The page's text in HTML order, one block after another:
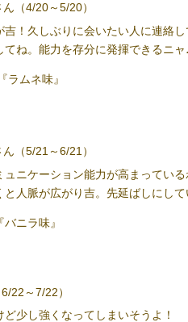
ん（4/20～5/20）
！久しぶりに会いたい人に連絡し
ね。能力を存分に発揮できるニャ
ラムネ味』
ん（5/21～6/21）
ニケーション能力が高まっている
と人脈が広がり吉。先延ばしにし
バニラ味』
22～7/22）
少し強くなってしまいそうよ！